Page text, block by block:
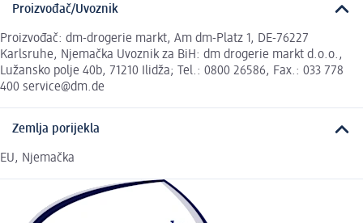
Proizvođač/Uvoznik
Proizvođač: dm-drogerie markt, Am dm-Platz 1, DE-76227
Karlsruhe, Njemačka Uvoznik za BiH: dm drogerie markt d.o.o.,
Lužansko polje 40b, 71210 Ilidža; Tel.: 0800 26586, Fax.: 033 778
400 service@dm.de
Zemlja porijekla
EU, Njemačka